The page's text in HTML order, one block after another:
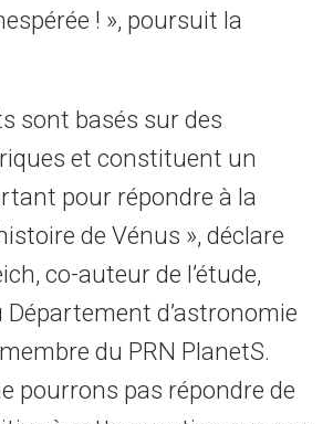
! », poursuit la
sont basés sur des
et constituent un
pour répondre à la
de Vénus », déclare
co-auteur de l’étude,
d’astronomie
du PRN PlanetS.
pourrons pas répondre de